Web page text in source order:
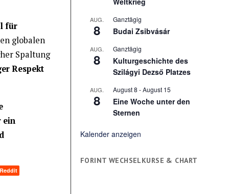
für
globalen
Spaltung
Respekt
ein
Reddit
AUG.
8
Ganztägig
Budai Zsibvásár
AUG.
8
Ganztägig
Kulturgeschichte des
Szilágyi Dezső Platzes
AUG.
8
August 8 -August 15
Eine Woche unter den
Sternen
Kalender anzeigen
FORINT WECHSELKURSE & CHART